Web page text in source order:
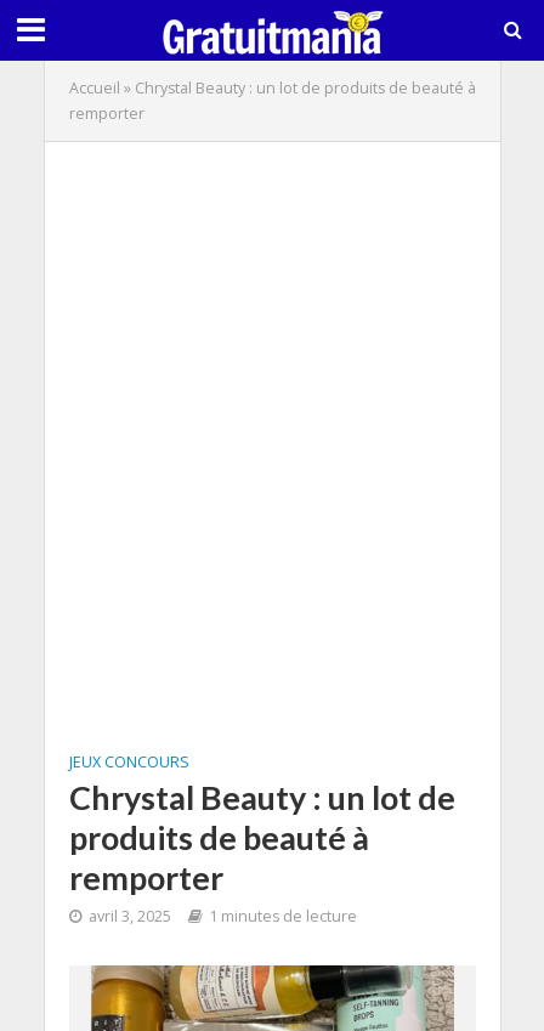
Accueil » Chrystal Beauty : un lot de produits de beauté à
remporter
JEUX CONCOURS
Chrystal Beauty : un lot de
produits de beauté à
remporter
avril 3, 2025 1 minutes de lecture